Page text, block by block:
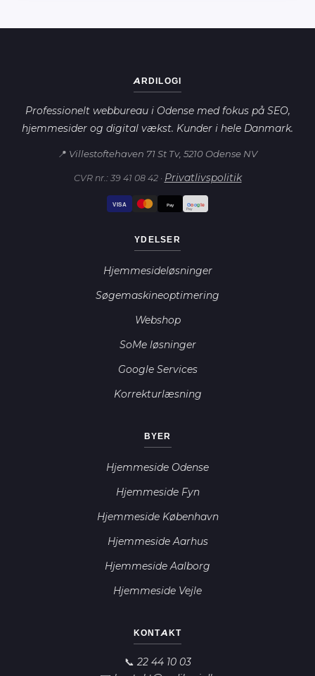
ARDILOGI
Professionelt webbureau i Odense med fokus på SEO,
hjemmesider og digital vækst. Kunder i hele Danmark.
📍 Villestoftehaven 71 St Tv, 5210 Odense NV
CVR nr.: 39 41 08 42 · Privatlivspolitik
VISA Pay Google
Pay
YDELSER
Hjemmesideløsninger
Søgemaskineoptimering
Webshop
SoMe løsninger
Google Services
Korrekturlæsning
BYER
Hjemmeside Odense
Hjemmeside Fyn
Hjemmeside København
Hjemmeside Aarhus
Hjemmeside Aalborg
Hjemmeside Vejle
KONTAKT
📞 22 44 10 03
Hej! 👋 Jeg er Ardilogi's AI-assistent.